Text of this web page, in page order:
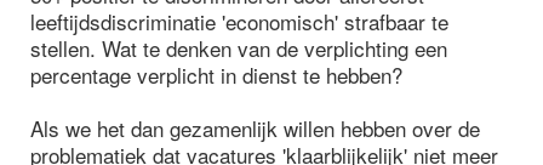
leeftijdsdiscriminatie 'economisch' strafbaar te
stellen. Wat te denken van de verplichting een
percentage verplicht in dienst te hebben?
Als we het dan gezamenlijk willen hebben over de
problematiek dat vacatures 'klaarblijkelijk' niet meer